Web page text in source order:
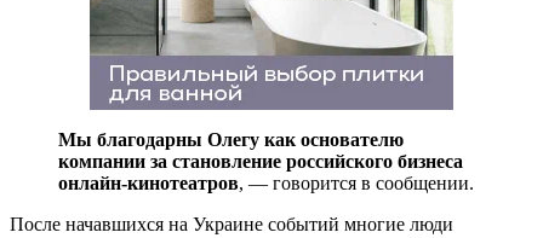
Мы благодарны Олегу как основателю
компании за становление российского бизнеса
онлайн-кинотеатров, — говорится в сообщении.
После начавшихся на Украине событий многие люди